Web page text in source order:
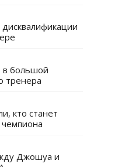
в большой
тренера
кто станет
Джошуа и